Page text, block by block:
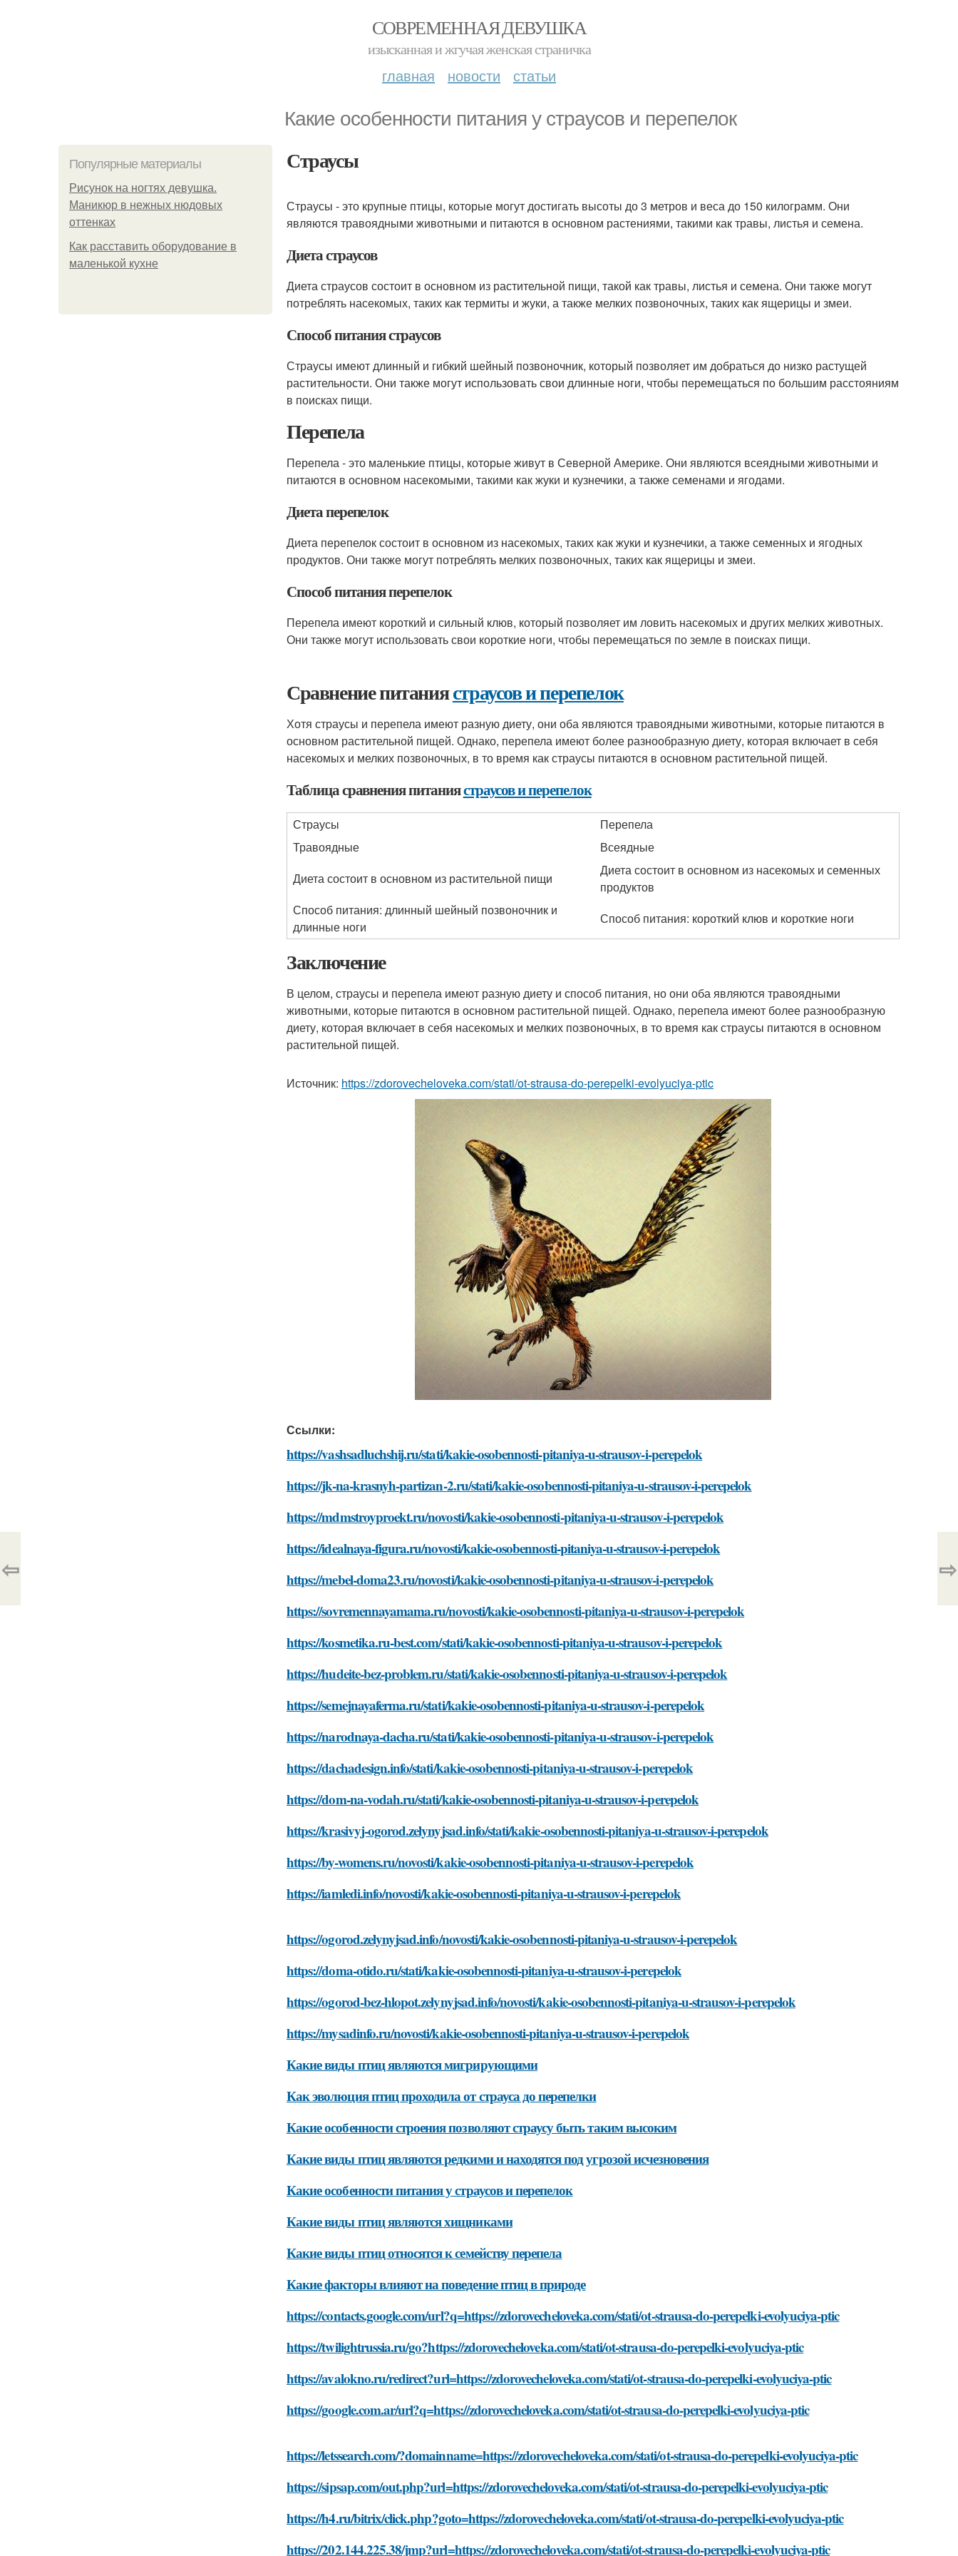
СОВРЕМЕННАЯ ДЕВУШКА
изысканная и жгучая женская страничка
главная новости статьи
Какие особенности питания у страусов и перепелок
Популярные материалы
Рисунок на ногтях девушка.
Маникюр в нежных нюдовых
оттенках
Как расставить оборудование в
маленькой кухне
Страусы
Страусы - это крупные птицы, которые могут достигать высоты до 3 метров и веса до 150 килограмм. Они
являются травоядными животными и питаются в основном растениями, такими как травы, листья и семена.
Диета страусов
Диета страусов состоит в основном из растительной пищи, такой как травы, листья и семена. Они также могут
потреблять насекомых, таких как термиты и жуки, а также мелких позвоночных, таких как ящерицы и змеи.
Способ питания страусов
Страусы имеют длинный и гибкий шейный позвоночник, который позволяет им добраться до низко растущей
растительности. Они также могут использовать свои длинные ноги, чтобы перемещаться по большим расстояниям
в поисках пищи.
Перепела
Перепела - это маленькие птицы, которые живут в Северной Америке. Они являются всеядными животными и
питаются в основном насекомыми, такими как жуки и кузнечики, а также семенами и ягодами.
Диета перепелок
Диета перепелок состоит в основном из насекомых, таких как жуки и кузнечики, а также семенных и ягодных
продуктов. Они также могут потреблять мелких позвоночных, таких как ящерицы и змеи.
Способ питания перепелок
Перепела имеют короткий и сильный клюв, который позволяет им ловить насекомых и других мелких животных.
Они также могут использовать свои короткие ноги, чтобы перемещаться по земле в поисках пищи.
Сравнение питаниястраусов и перепелок
Хотя страусы и перепела имеют разную диету, они оба являются травоядными животными, которые питаются в
основном растительной пищей. Однако, перепела имеют более разнообразную диету, которая включает в себя
насекомых и мелких позвоночных, в то время как страусы питаются в основном растительной пищей.
Таблица сравнения питаниястраусов и перепелок
Страусы
Перепела
Травоядные
Всеядные
Диета состоит в основном из растительной пищи
Диета состоит в основном из насекомых и семенных
продуктов
Способ питания: длинный шейный позвоночник и
длинные ноги
Способ питания: короткий клюв и короткие ноги
Заключение
В целом, страусы и перепела имеют разную диету и способ питания, но они оба являются травоядными
животными, которые питаются в основном растительной пищей. Однако, перепела имеют более разнообразную
диету, которая включает в себя насекомых и мелких позвоночных, в то время как страусы питаются в основном
растительной пищей.
Источник: https://zdorovecheloveka.com/stati/ot-strausa-do-perepelki-evolyuciya-ptic
Ссылки:
https://vashsadluchshij.ru/stati/kakie-osobennosti-pitaniya-u-strausov-i-perepelok
https://jk-na-krasnyh-partizan-2.ru/stati/kakie-osobennosti-pitaniya-u-strausov-i-perepelok
https://mdmstroyproekt.ru/novosti/kakie-osobennosti-pitaniya-u-strausov-i-perepelok
https://idealnaya-figura.ru/novosti/kakie-osobennosti-pitaniya-u-strausov-i-perepelok
https://mebel-doma23.ru/novosti/kakie-osobennosti-pitaniya-u-strausov-i-perepelok
https://sovremennayamama.ru/novosti/kakie-osobennosti-pitaniya-u-strausov-i-perepelok
https://kosmetika.ru-best.com/stati/kakie-osobennosti-pitaniya-u-strausov-i-perepelok
https://hudeite-bez-problem.ru/stati/kakie-osobennosti-pitaniya-u-strausov-i-perepelok
https://semejnayaferma.ru/stati/kakie-osobennosti-pitaniya-u-strausov-i-perepelok
https://narodnaya-dacha.ru/stati/kakie-osobennosti-pitaniya-u-strausov-i-perepelok
https://dachadesign.info/stati/kakie-osobennosti-pitaniya-u-strausov-i-perepelok
https://dom-na-vodah.ru/stati/kakie-osobennosti-pitaniya-u-strausov-i-perepelok
https://krasivyj-ogorod.zelynyjsad.info/stati/kakie-osobennosti-pitaniya-u-strausov-i-perepelok
https://by-womens.ru/novosti/kakie-osobennosti-pitaniya-u-strausov-i-perepelok
https://iamledi.info/novosti/kakie-osobennosti-pitaniya-u-strausov-i-perepelok
https://ogorod.zelynyjsad.info/novosti/kakie-osobennosti-pitaniya-u-strausov-i-perepelok
https://doma-otido.ru/stati/kakie-osobennosti-pitaniya-u-strausov-i-perepelok
https://ogorod-bez-hlopot.zelynyjsad.info/novosti/kakie-osobennosti-pitaniya-u-strausov-i-perepelok
https://mysadinfo.ru/novosti/kakie-osobennosti-pitaniya-u-strausov-i-perepelok
Какие виды птиц являются мигрирующими
Как эволюция птиц проходила от страуса до перепелки
Какие особенности строения позволяют страусу быть таким высоким
Какие виды птиц являются редкими и находятся под угрозой исчезновения
Какие особенности питания у страусов и перепелок
Какие виды птиц являются хищниками
Какие виды птиц относятся к семейству перепела
Какие факторы влияют на поведение птиц в природе
https://contacts.google.com/url?q=https://zdorovecheloveka.com/stati/ot-strausa-do-perepelki-evolyuciya-ptic
https://twilightrussia.ru/go?https://zdorovecheloveka.com/stati/ot-strausa-do-perepelki-evolyuciya-ptic
https://avalokno.ru/redirect?url=https://zdorovecheloveka.com/stati/ot-strausa-do-perepelki-evolyuciya-ptic
https://google.com.ar/url?q=https://zdorovecheloveka.com/stati/ot-strausa-do-perepelki-evolyuciya-ptic
https://letssearch.com/?domainname=https://zdorovecheloveka.com/stati/ot-strausa-do-perepelki-evolyuciya-ptic
https://sipsap.com/out.php?url=https://zdorovecheloveka.com/stati/ot-strausa-do-perepelki-evolyuciya-ptic
https://h4.ru/bitrix/click.php?goto=https://zdorovecheloveka.com/stati/ot-strausa-do-perepelki-evolyuciya-ptic
https://202.144.225.38/jmp?url=https://zdorovecheloveka.com/stati/ot-strausa-do-perepelki-evolyuciya-ptic
⇦ ⇨